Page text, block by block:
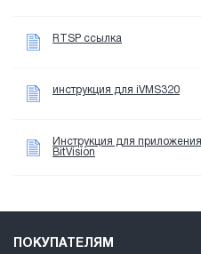
RTSP ссылка
инструкция для iVMS320
Инструкция для приложения
BitVision
ПОКУПАТЕЛЯМ